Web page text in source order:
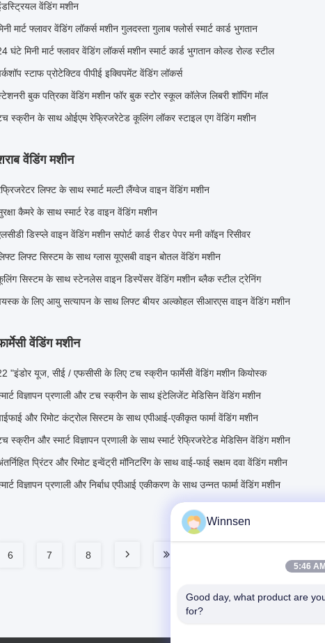
वेंडिंग मशीन
मार्ट फ्लावर वेंडिंग लॉकर्स मशीन गुलदस्ता गुलाब फ्लोर्स स्मार्ट कार्ड भुगतान
घंटे मिनी मार्ट फ्लावर वेंडिंग लॉकर्स मशीन स्मार्ट कार्ड भुगतान कोल्ड रोल्ड स्टील
स्टाफ प्रोटेक्टिव पीपीई इक्विपमेंट वेंडिंग लॉकर्स
बुक पत्रिका वेंडिंग मशीन फॉर बुक स्टोर स्कूल कॉलेज लिबरी शॉपिंग मॉल
स्क्रीन के साथ ओईएम रेफ्रिजरेटेड कूलिंग लॉकर स्टाइल एग वेंडिंग मशीन
वेंडिंग मशीन
लिफ्ट के साथ स्मार्ट मल्टी लैंग्वेज वाइन वेंडिंग मशीन
कैमरे के साथ स्मार्ट रेड वाइन वेंडिंग मशीन
डिस्प्ले वाइन वेंडिंग मशीन सपोर्ट कार्ड रीडर पेपर मनी कॉइन रिसीवर
लिफ्ट सिस्टम के साथ ग्लास यूएसबी वाइन बोतल वेंडिंग मशीन
सिस्टम के साथ स्टेनलेस वाइन डिस्पेंसर वेंडिंग मशीन ब्लैक स्टील ट्रेनिंग
के लिए आयु सत्यापन के साथ लिफ्ट बीयर अल्कोहल सीआरएस वाइन वेंडिंग मशीन
वेंडिंग मशीन
"इंडोर यूज, सीई / एफसीसी के लिए टच स्क्रीन फार्मेसी वेंडिंग मशीन कियोस्क
विज्ञापन प्रणाली और टच स्क्रीन के साथ इंटेलिजेंट मेडिसिन वेंडिंग मशीन
और रिमोट कंट्रोल सिस्टम के साथ एपीआई-एकीकृत फार्मा वेंडिंग मशीन
स्क्रीन और स्मार्ट विज्ञापन प्रणाली के साथ स्मार्ट रेफ्रिजरेटेड मेडिसिन वेंडिंग मशीन
प्रिंटर और रिमोट इन्वेंट्री मॉनिटरिंग के साथ वाई-फाई सक्षम दवा वेंडिंग मशीन
विज्ञापन प्रणाली और निर्बाध एपीआई एकीकरण के साथ उन्नत फार्मा वेंडिंग मशीन
6 7 8
Winnsen
5:46 AM
Good day, what product are
for?